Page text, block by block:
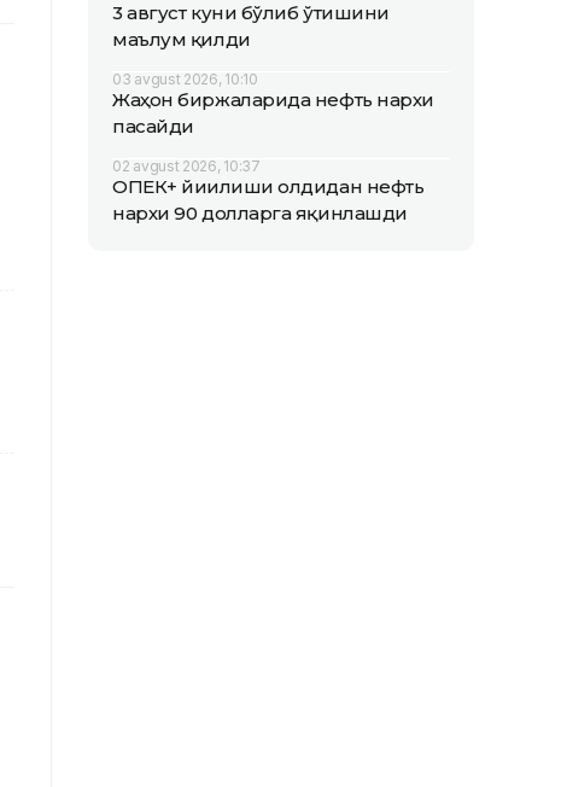
3 август куни бўлиб ўтишини
маълум қилди
03 avgust 2026, 10:10
Жаҳон биржаларида нефть нархи
пасайди
02 avgust 2026, 10:37
ОПEК+ йиғилиши олдидан нефть
нархи 90 долларга яқинлашди